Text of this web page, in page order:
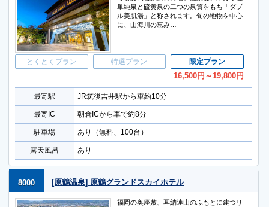
単純泉と硫黄泉の二つの泉質をもち「ダブ
ル美肌湯」と称されます。旬の地物を中心
に、山海川の恵み…
とくとくプラン 特選プラン 限定プラン
16,500円 ～19,800円
最寄駅 JR筑後吉井駅から車約10分
最寄IC 朝倉ICから車で約8分
駐車場 あり（無料、100台）
露天風呂 あり
8000 [原鶴温泉] 原鶴グランドスカイホテル
福岡の奥座敷、耳納連山のふもとに建つリ